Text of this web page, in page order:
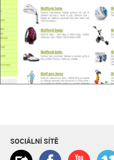
SOCIÁLNÍ SÍTĚ